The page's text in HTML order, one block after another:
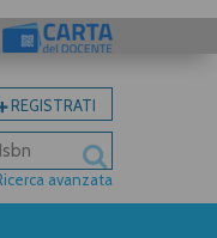
REGISTRATI
avanzata